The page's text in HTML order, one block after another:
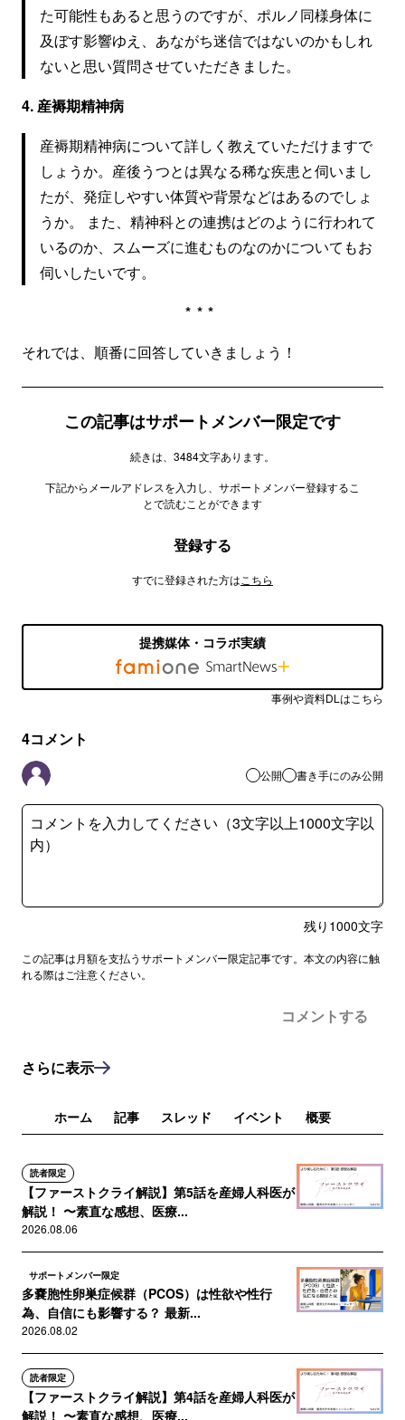
た可能性もあると思うのですが、ポルノ同様身体に
及ぼす影響ゆえ、あながち迷信ではないのかもしれ
ないと思い質問させていただきました。
4. 産褥期精神病
産褥期精神病について詳しく教えていただけますで
しょうか。産後うつとは異なる稀な疾患と伺いまし
たが、発症しやすい体質や背景などはあるのでしょ
うか。 また、精神科との連携はどのように行われて
いるのか、スムーズに進むものなのかについてもお
伺いしたいです。
***
それでは、順番に回答していきましょう！
この記事はサポートメンバー限定です
続きは、3484文字あります。
下記からメールアドレスを入力し、サポートメンバー登録するこ
とで読むことができます
登録する
すでに登録された方は こちら
提携媒体・コラボ実績
事例や資料DLはこちら
4コメント
公開 書き手にのみ公開
残り 1000文字
この記事は月額を支払うサポートメンバー限定記事です。本文の内容に触
れる際はご注意ください。
コメントする
さらに表示
ホーム 記事 スレッド イベント 概要
読者限定
【ファーストクライ解説】第5話を産婦人科医が
解説！ 〜素直な感想、医療...
2026.08.06
サポートメンバー限定
多嚢胞性卵巣症候群（PCOS）は性欲や性行
為、自信にも影響する？ 最新...
2026.08.02
読者限定
【ファーストクライ解説】第4話を産婦人科医が
解説！ 〜素直な感想、医療...